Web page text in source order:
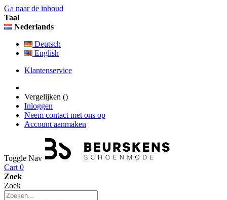
Ga naar de inhoud
Taal
Nederlands
Deutsch
English
Klantenservice
Vergelijken ()
Inloggen
Neem contact met ons op
Account aanmaken
Toggle Nav
Cart 0
Zoek
Zoek